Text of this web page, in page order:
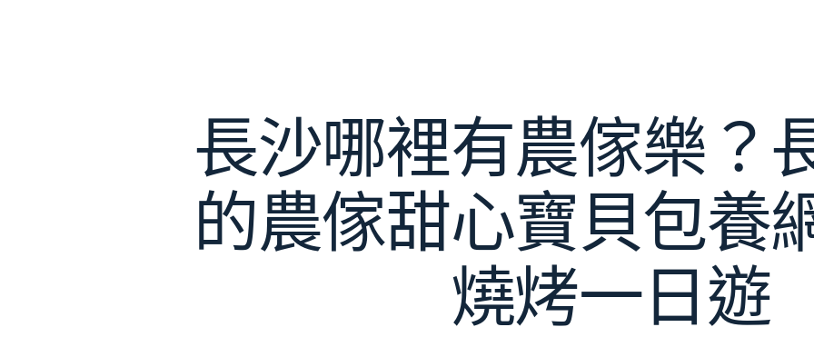
長沙哪裡有農傢樂？
的農傢甜心寶貝包養
燒烤一日遊